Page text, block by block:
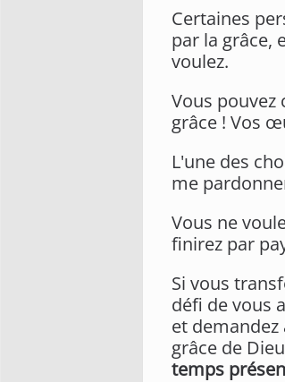
Certaines
par la grâce,
voulez.
Vous
grâce ! Vos
L'une des
me
Vous ne
finirez par
Si vous
défi de vous
et demandez
grâce de
temps